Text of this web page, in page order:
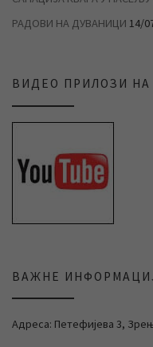
РАДОВИ НА ДУВАНИЦИ 14/
ВИДЕО ПРИЛОЗИ НА
ВАЖНЕ
Адреса: Петефијева 3,